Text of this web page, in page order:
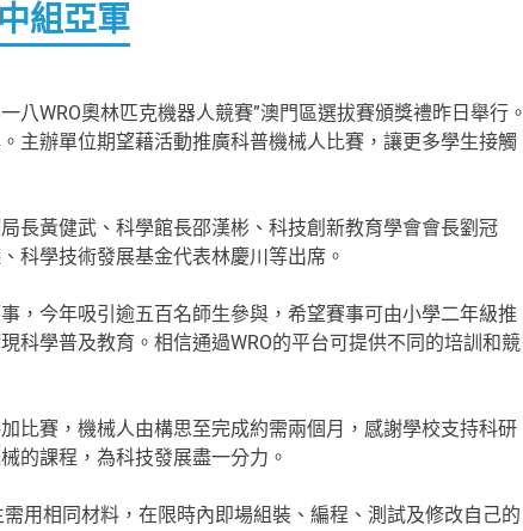
組亞軍
八WRO奧林匹克機器人競賽”澳門區選拔賽頒獎禮昨日舉行。
主辦單位期望藉活動推廣科普機械人比賽，讓更多學生接觸
長黃健武、科學館長邵漢彬、科技創新教育學會會長劉冠
科學技術發展基金代表林慶川等出席。
，今年吸引逾五百名師生參與，希望賽事可由小學二年級推
科學普及教育。相信通過WRO的平台可提供不同的培訓和競
比賽，機械人由構思至完成約需兩個月，感謝學校支持科研
的課程，為科技發展盡一分力。
用相同材料，在限時內即場組裝、編程、測試及修改自己的